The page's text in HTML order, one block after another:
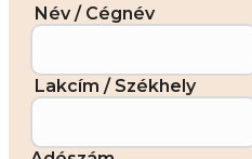
Név / Cégnév
Lakcím / Székhely